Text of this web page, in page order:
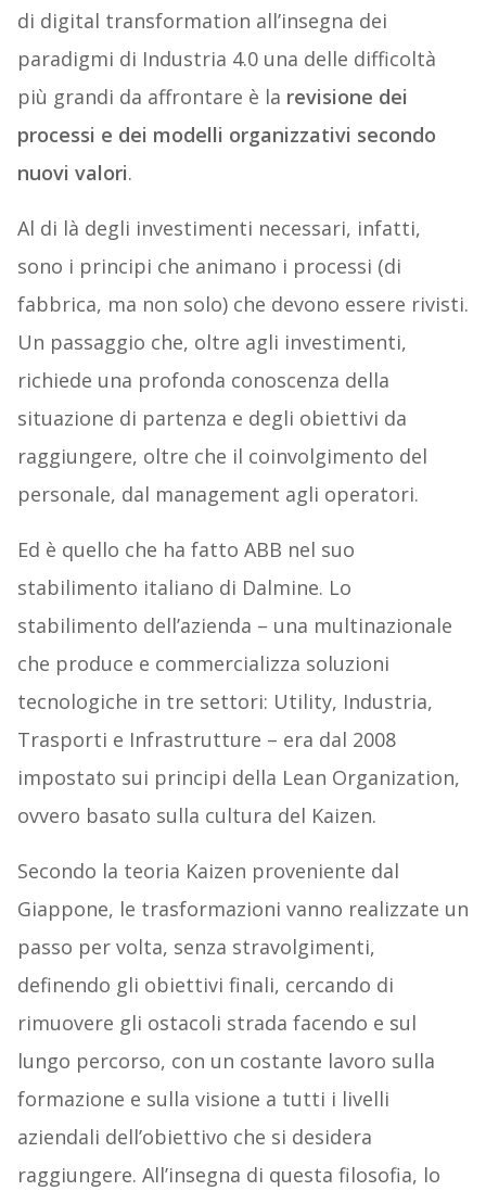
di digital transformation all’insegna dei
paradigmi di Industria 4.0 una delle difficoltà
più grandi da affrontare è la revisione dei
processi e dei modelli organizzativi secondo
nuovi valori.
Al di là degli investimenti necessari, infatti,
sono i principi che animano i processi (di
fabbrica, ma non solo) che devono essere rivisti.
Un passaggio che, oltre agli investimenti,
richiede una profonda conoscenza della
situazione di partenza e degli obiettivi da
raggiungere, oltre che il coinvolgimento del
personale, dal management agli operatori.
Ed è quello che ha fatto ABB nel suo
stabilimento italiano di Dalmine. Lo
stabilimento dell’azienda – una multinazionale
che produce e commercializza soluzioni
tecnologiche in tre settori: Utility, Industria,
Trasporti e Infrastrutture – era dal 2008
impostato sui principi della Lean Organization,
ovvero basato sulla cultura del Kaizen.
Secondo la teoria Kaizen proveniente dal
Giappone, le trasformazioni vanno realizzate un
passo per volta, senza stravolgimenti,
definendo gli obiettivi finali, cercando di
rimuovere gli ostacoli strada facendo e sul
lungo percorso, con un costante lavoro sulla
formazione e sulla visione a tutti i livelli
aziendali dell’obiettivo che si desidera
raggiungere. All’insegna di questa filosofia, lo